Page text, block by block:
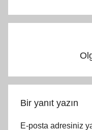
Bir yanıt yazın
E-posta adresiniz